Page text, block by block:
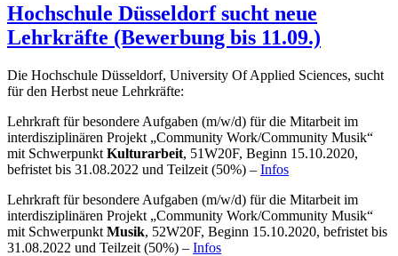
Hochschule Düsseldorf sucht neue
Lehrkräfte (Bewerbung bis 11.09.)
Die Hochschule Düsseldorf, University Of Applied Sciences, sucht
für den Herbst neue Lehrkräfte:
Lehrkraft für besondere Aufgaben (m/w/d) für die Mitarbeit im
interdisziplinären Projekt „Community Work/Community Musik“
mit Schwerpunkt Kulturarbeit, 51W20F, Beginn 15.10.2020,
befristet bis 31.08.2022 und Teilzeit (50%) – Infos
Lehrkraft für besondere Aufgaben (m/w/d) für die Mitarbeit im
interdisziplinären Projekt „Community Work/Community Musik“
mit Schwerpunkt Musik, 52W20F, Beginn 15.10.2020, befristet bis
31.08.2022 und Teilzeit (50%) – Infos